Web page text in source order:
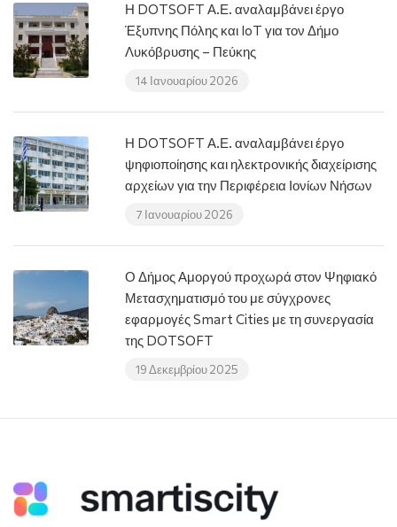
Η DOTSOFT Α.Ε. αναλαμβάνει έργο
Έξυπνης Πόλης και IoT για τον Δήμο
Λυκόβρυσης – Πεύκης
14 Ιανουαρίου 2026
Η DOTSOFT Α.Ε. αναλαμβάνει έργο
ψηφιοποίησης και ηλεκτρονικής διαχείρισης
αρχείων για την Περιφέρεια Ιονίων Νήσων
7 Ιανουαρίου 2026
Ο Δήμος Αμοργού προχωρά στον Ψηφιακό
Μετασχηματισμό του με σύγχρονες
εφαρμογές Smart Cities με τη συνεργασία
της DOTSOFT
19 Δεκεμβρίου 2025